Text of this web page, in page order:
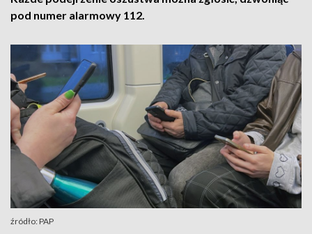
pod numer alarmowy 112.
źródło: PAP